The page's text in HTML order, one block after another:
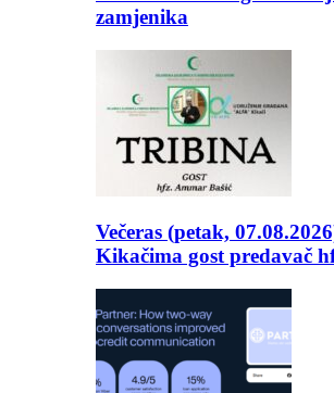
zamjenika
Večeras (petak,
Kikačima gost predavač